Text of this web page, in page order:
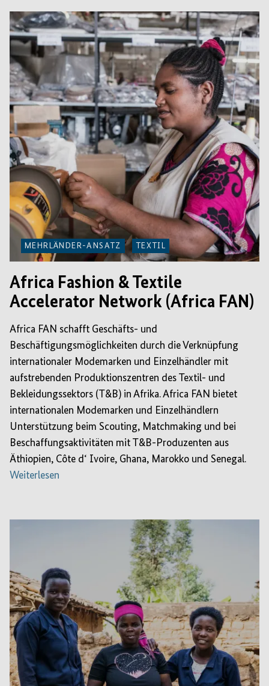
MEHRLÄNDER-ANSATZ TEXTIL
Africa Fashion & Textile
Accelerator Network (Africa FAN)
Africa FAN schafft Geschäfts- und
Beschäftigungsmöglichkeiten durch die Verknüpfung
internationaler Modemarken und Einzelhändler mit
aufstrebenden Produktionszentren des Textil- und
Bekleidungssektors (T&B) in Afrika. Africa FAN bietet
internationalen Modemarken und Einzelhändlern
Unterstützung beim Scouting, Matchmaking und bei
Beschaffungsaktivitäten mit T&B-Produzenten aus
Äthiopien, Côte d‘ Ivoire, Ghana, Marokko und Senegal.
Weiterlesen